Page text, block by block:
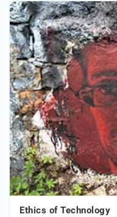
Ethics of Technology